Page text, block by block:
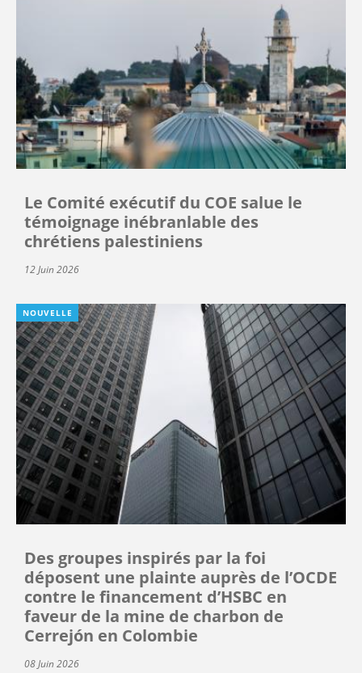
Le Comité exécutif du COE salue le
témoignage inébranlable des
chrétiens palestiniens
12 Juin 2026
NOUVELLE
Des groupes inspirés par la foi
déposent une plainte auprès de l’OCDE
contre le financement d’HSBC en
faveur de la mine de charbon de
Cerrejón en Colombie
08 Juin 2026